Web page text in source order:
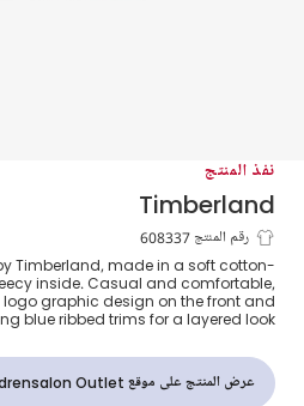
نفذ المنتج
Timberland
سويتشيرت بطبعة غرافيك
رقم المنتج 608337
Timberland, made in a soft cotton-
inside. Casual and comfortable,
graphic design on the front and
blue ribbed trims for a layered look.
عرض المنتج على موقع Childrensalon Outlet